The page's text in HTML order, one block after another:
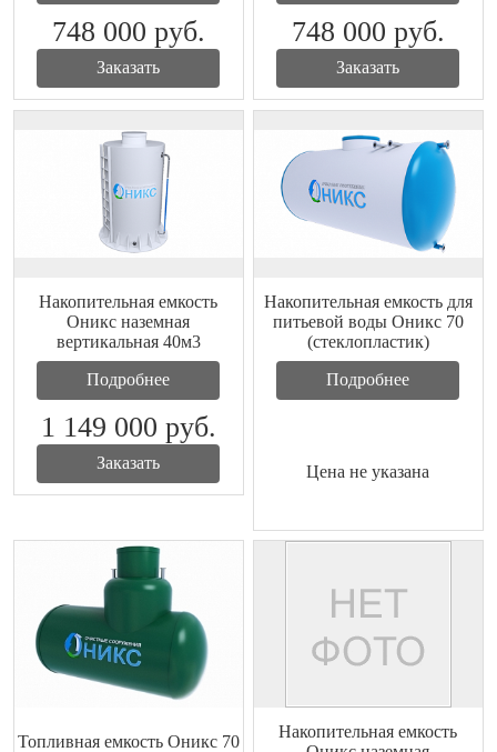
748 000 руб.
Заказать
748 000 руб.
Заказать
Накопительная емкость
Оникс наземная
вертикальная 40м3
Подробнее
1 149 000 руб.
Заказать
Накопительная емкость для
питьевой воды Оникс 70
(стеклопластик)
Подробнее
Цена не указана
Топливная емкость Оникс 70
Накопительная емкость